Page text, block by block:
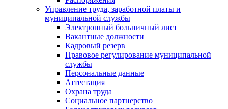
Управление труда, заработной платы и
муниципальной службы
Электронный больничный лист
Вакантные должности
Кадровый резерв
Правовое регулирование муниципальной
службы
Персональные данные
Аттестация
Охрана труда
Социальное партнерство